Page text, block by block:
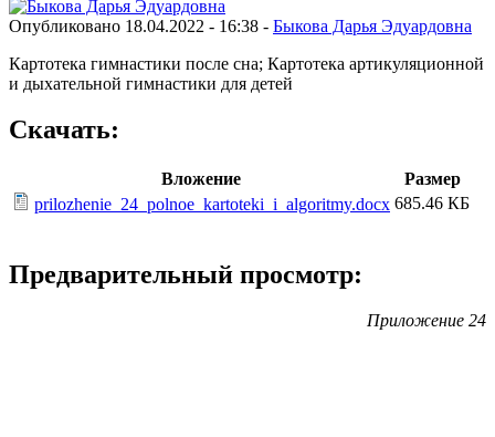
Опубликовано 18.04.2022 - 16:38 - Быкова Дарья Эдуардовна
Картотека гимнастики после сна; Картотека артикуляционной
и дыхательной гимнастики для детей
Скачать:
Вложение
Размер
prilozhenie_24_polnoe_kartoteki_i_algoritmy.docx 685.46 КБ
Предварительный просмотр:
Приложение 24